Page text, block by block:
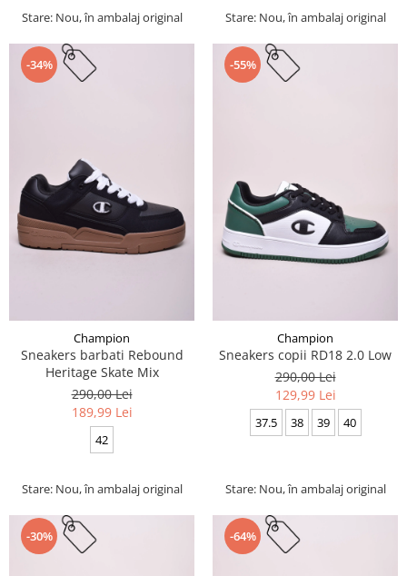
Stare: Nou, în ambalaj original Stare: Nou, în ambalaj original
-34%
Champion
Sneakers barbati Rebound
Heritage Skate Mix
290,00 Lei
189,99 Lei
42
Stare: Nou, în ambalaj original
-55%
Champion
Sneakers copii RD18 2.0 Low
290,00 Lei
129,99 Lei
37.5 38 39 40
Stare: Nou, în ambalaj original
-30% -64%